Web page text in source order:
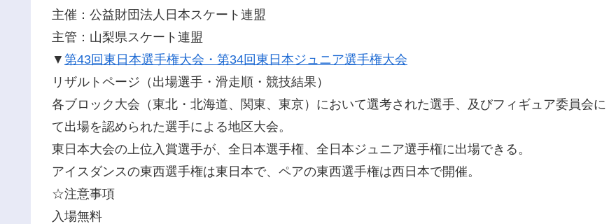
主催：公益財団法人日本スケート連盟
主管：山梨県スケート連盟
▼ 第43回東日本選手権大会・第34回東日本ジュニア選手権大会
リザルトページ（出場選手・滑走順・競技結果）
各ブロック大会（東北・北海道、関東、東京）において選考された選手、及びフィギュア委員会に
て出場を認められた選手による地区大会。
東日本大会の上位入賞選手が、全日本選手権、全日本ジュニア選手権に出場できる。
アイスダンスの東西選手権は東日本で、ペアの東西選手権は西日本で開催。
☆注意事項
入場無料